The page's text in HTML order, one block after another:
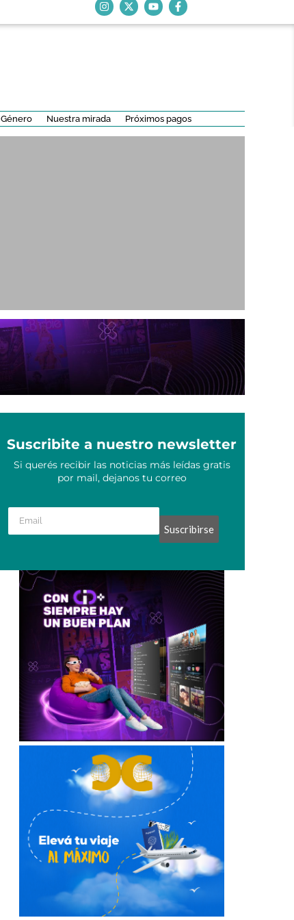
Género Nuestra mirada Próximos pagos
Suscribite a nuestro newsletter
Si querés recibir las noticias más leídas gratis
por mail, dejanos tu correo
Suscribirse